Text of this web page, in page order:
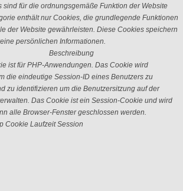
sind für die ordnungsgemäße Funktion der Website
enthält nur Cookies, die grundlegende Funktionen
der Website gewährleisten. Diese Cookies speichern
persönlichen Informationen.
Beschreibung
ist für PHP-Anwendungen. Das Cookie wird
die eindeutige Session-ID eines Benutzers zu
zu identifizieren um die Benutzersitzung auf der
Das Cookie ist ein Session-Cookie und wird
alle Browser-Fenster geschlossen werden.
Cookie Laufzeit Session